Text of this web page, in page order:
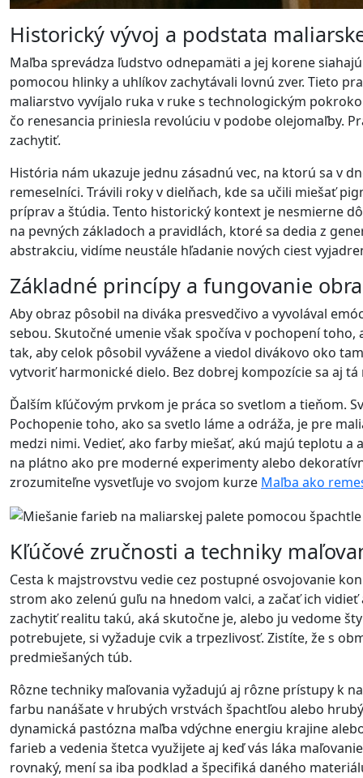
Historický vývoj a podstata
Maľba sprevádza ľudstvo odnepamäti a jej korene
pomocou hlinky a uhlíkov zachytávali lovnú zver. Tieto
maliarstvo vyvíjalo ruka v ruke s technologickým
čo renesancia priniesla revolúciu v podobe olejomaľby.
zachytiť.
História nám ukazuje jednu zásadnú vec, na ktorú sa v
remeselníci. Trávili roky v dielňach, kde sa učili miešať
príprav a štúdia. Tento historický kontext je nesmierne
na pevných základoch a pravidlách, ktoré sa dedia z
abstrakciu, vidíme neustále hľadanie nových ciest
Základné princípy a fungovanie
Aby obraz pôsobil na diváka presvedčivo a vyvolával
sebou. Skutočné umenie však spočíva v pochopení
tak, aby celok pôsobil vyvážene a viedol divákovo oko
vytvoriť harmonické dielo. Bez dobrej kompozície sa aj
Ďalším kľúčovým prvkom je práca so svetlom a tieňom.
Pochopenie toho, ako sa svetlo láme a odráža, je pre
medzi nimi. Vedieť, ako farby miešať, akú majú teplotu a
na plátno ako pre moderné experimenty alebo
zrozumiteľne vysvetľuje vo svojom kurze Maľba ako
Kľúčové zručnosti a techniky
Cesta k majstrovstvu vedie cez postupné osvojovanie
strom ako zelenú guľu na hnedom valci, a začať ich
zachytiť realitu takú, aká skutočne je, alebo ju vedome
potrebujete, si vyžaduje cvik a trpezlivosť. Zistíte, že s
predmiešaných túb.
Rôzne techniky maľovania vyžadujú aj rôzne prístupy k
farbu nanášate v hrubých vrstvách špachtľou alebo
dynamická pastózna maľba vdýchne energiu krajine
farieb a vedenia štetca využijete aj keď vás láka
rovnaký, mení sa iba podklad a špecifiká daného